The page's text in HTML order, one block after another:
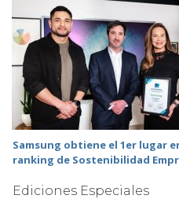
Samsung obtiene el 1er lugar
ranking de Sostenibilidad
Ediciones Especiales